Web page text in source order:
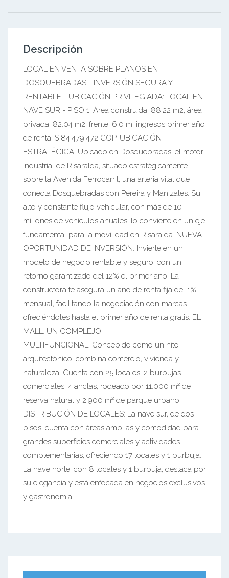
Descripción
LOCAL EN VENTA SOBRE PLANOS EN
DOSQUEBRADAS - INVERSIÓN SEGURA Y
RENTABLE - UBICACIÓN PRIVILEGIADA: LOCAL EN
NAVE SUR - PISO 1: Área construida: 88.22 m2, área
privada: 82.04 m2, frente: 6.0 m, ingresos primer año
de renta: $ 84.479.472 COP. UBICACIÓN
ESTRATÉGICA: Ubicado en Dosquebradas, el motor
industrial de Risaralda, situado estratégicamente
sobre la Avenida Ferrocarril, una arteria vital que
conecta Dosquebradas con Pereira y Manizales. Su
alto y constante flujo vehicular, con más de 10
millones de vehículos anuales, lo convierte en un eje
fundamental para la movilidad en Risaralda. NUEVA
OPORTUNIDAD DE INVERSIÓN: Invierte en un
modelo de negocio rentable y seguro, con un
retorno garantizado del 12% el primer año. La
constructora te asegura un año de renta fija del 1%
mensual, facilitando la negociación con marcas
ofreciéndoles hasta el primer año de renta gratis. EL
MALL: UN COMPLEJO
MULTIFUNCIONAL: Concebido como un hito
arquitectónico, combina comercio, vivienda y
naturaleza. Cuenta con 25 locales, 2 burbujas
comerciales, 4 anclas, rodeado por 11.000 m² de
reserva natural y 2.900 m² de parque urbano.
DISTRIBUCIÓN DE LOCALES: La nave sur, de dos
pisos, cuenta con áreas amplias y comodidad para
grandes superficies comerciales y actividades
complementarias, ofreciendo 17 locales y 1 burbuja.
La nave norte, con 8 locales y 1 burbuja, destaca por
su elegancia y está enfocada en negocios exclusivos
y gastronomía.